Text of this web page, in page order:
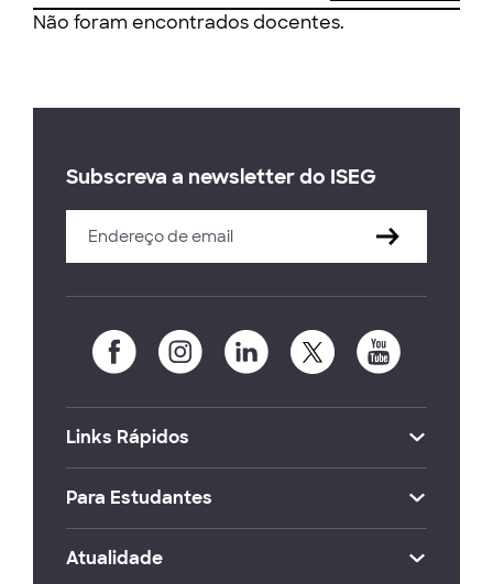
Não foram encontrados docentes.
Subscreva a newsletter do ISEG
Links Rápidos
Para Estudantes
Atualidade